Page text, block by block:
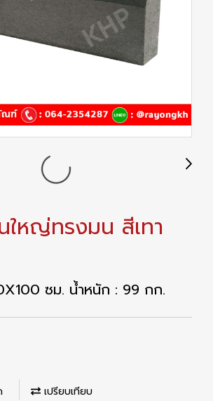
หญ่ทรงมน สีเทา
ซม. น้ำหนัก : 99 กก.
เปรียบเทียบ